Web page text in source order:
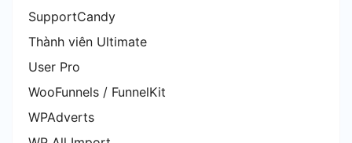
SupportCandy
Thành viên Ultimate
User Pro
WooFunnels / FunnelKit
WPAdverts